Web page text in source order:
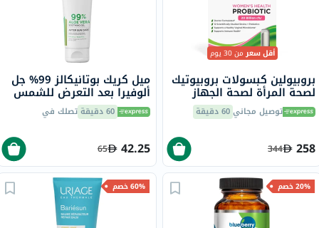
أقل سعرمن 30 يوم
بروبيولين كبسولات بروبيوتيك
لصحة المرأة لصحة الجهاز
الهضمي حزمة من 30
توصيل مجاني60 دقيقة
258
344
ميل كريك بوتانيكالز 99% جل
ألوفيرا بعد التعرض للشمس
236 مل 60 دقيقة تصلك في
42.25
65
20% خصم 60% خصم